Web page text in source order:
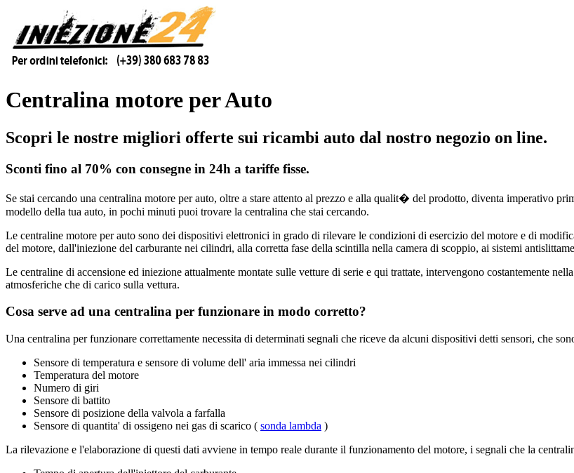
Centralina motore per Auto
Scopri le nostre migliori offerte sui ricambi auto dal nostro negozio on line.
Sconti fino al 70% con consegne in 24h a tariffe fisse.
Se stai cercando una centralina motore per auto, oltre a stare attento al prezzo e alla qualit� del prodotto, diventa imperativo
modello della tua auto, in pochi minuti puoi trovare la centralina che stai cercando.
Le centraline motore per auto sono dei dispositivi elettronici in grado di rilevare le condizioni di esercizio del motore e di
del motore, dall'iniezione del carburante nei cilindri, alla corretta fase della scintilla nella camera di scoppio, ai sistemi
Le centraline di accensione ed iniezione attualmente montate sulle vetture di serie e qui trattate, intervengono costantemente
atmosferiche che di carico sulla vettura.
Cosa serve ad una centralina per funzionare in modo corretto?
Una centralina per funzionare correttamente necessita di determinati segnali che riceve da alcuni dispositivi detti sensori, che
Sensore di temperatura e sensore di volume dell' aria immessa nei cilindri
Temperatura del motore
Numero di giri
Sensore di battito
Sensore di posizione della valvola a farfalla
Sensore di quantita' di ossigeno nei gas di scarico ( sonda lambda )
La rilevazione e l'elaborazione di questi dati avviene in tempo reale durante il funzionamento del motore, i segnali che la